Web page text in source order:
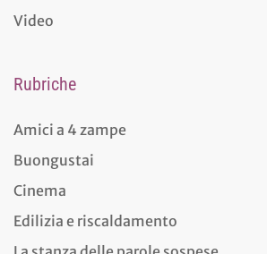
Video
Rubriche
Amici a 4 zampe
Buongustai
Cinema
Edilizia e riscaldamento